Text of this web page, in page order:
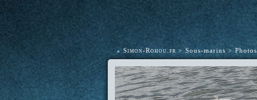
• Simon-Rohou.fr Sous-marins Photos